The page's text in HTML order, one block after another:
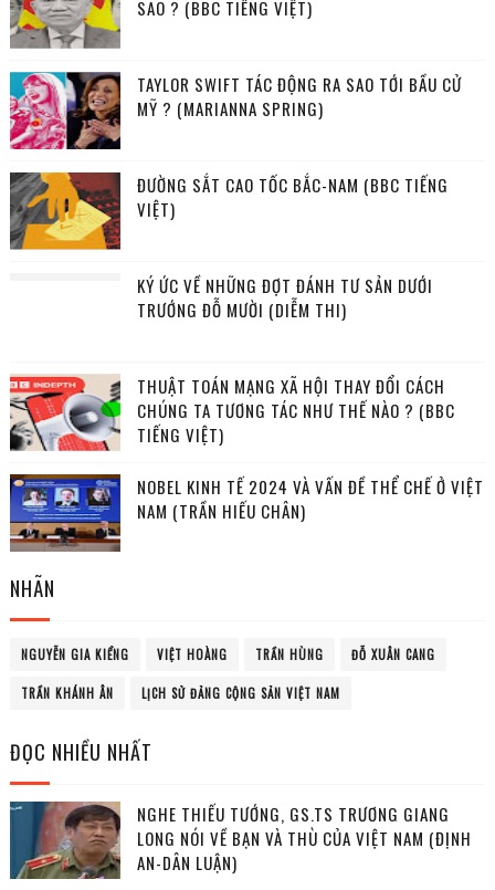
SAO ? (BBC TIẾNG VIỆT)
TAYLOR SWIFT TÁC ĐỘNG RA SAO TỚI BẦU CỬ
MỸ ? (MARIANNA SPRING)
ĐƯỜNG SẮT CAO TỐC BẮC-NAM (BBC TIẾNG
VIỆT)
KÝ ỨC VỀ NHỮNG ĐỢT ĐÁNH TƯ SẢN DƯỚI
TRƯỚNG ĐỖ MƯỜI (DIỄM THI)
THUẬT TOÁN MẠNG XÃ HỘI THAY ĐỔI CÁCH
CHÚNG TA TƯƠNG TÁC NHƯ THẾ NÀO ? (BBC
TIẾNG VIỆT)
NOBEL KINH TẾ 2024 VÀ VẤN ĐỀ THỂ CHẾ Ở VIỆT
NAM (TRẦN HIẾU CHÂN)
NHÃN
NGUYỄN GIA KIỂNG VIỆT HOÀNG TRẦN HÙNG ĐỖ XUÂN CANG
TRẦN KHÁNH ÂN LỊCH SỬ ĐẢNG CỘNG SẢN VIỆT NAM
ĐỌC NHIỀU NHẤT
NGHE THIẾU TƯỚNG, GS.TS TRƯƠNG GIANG
LONG NÓI VỀ BẠN VÀ THÙ CỦA VIỆT NAM (ĐỊNH
AN-DÂN LUẬN)